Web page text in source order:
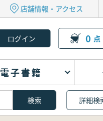
店舗情報・アクセス
0 点
電子書籍
詳細検